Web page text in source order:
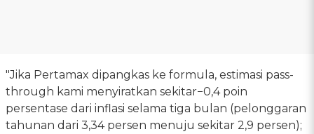
"Jika Pertamax dipangkas ke formula, estimasi pass-
through kami menyiratkan sekitar−0,4 poin
persentase dari inflasi selama tiga bulan (pelonggaran
tahunan dari 3,34 persen menuju sekitar 2,9 persen);